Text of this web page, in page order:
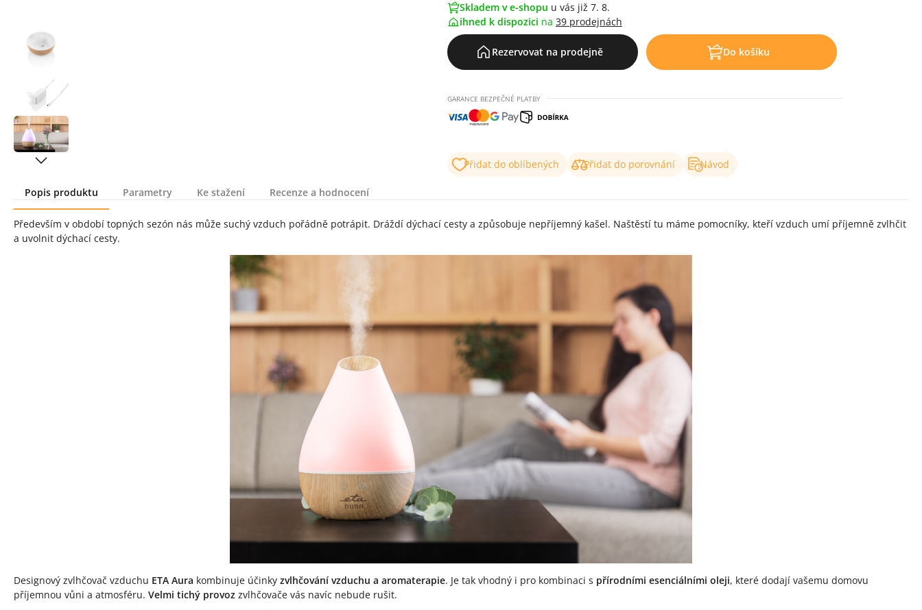
Skladem v e-shopu u vás již 7. 8.
ihned k dispozici na 39 prodejnách
Rezervovat na prodejně Do košíku
GARANCE BEZPEČNÉ PLATBY
Přidat do oblíbených Přidat do porovnání Návod
Popis produktu Parametry Ke stažení Recenze a hodnocení
Popis produktu
Především v období topných sezón nás může suchý vzduch pořádně potrápit. Dráždí dýchací cesty a způsobuje nepříjemný kašel. Naštěstí tu máme pomocníky, kteří vzduch umí příjemně zvlhčit
a uvolnit dýchací cesty.
Designový zvlhčovač vzduchu ETA Aura kombinuje účinky zvlhčování vzduchu a aromaterapie. Je tak vhodný i pro kombinaci s přírodními esenciálními oleji, které dodají vašemu domovu
příjemnou vůni a atmosféru. Velmi tichý provoz zvlhčovače vás navíc nebude rušit.